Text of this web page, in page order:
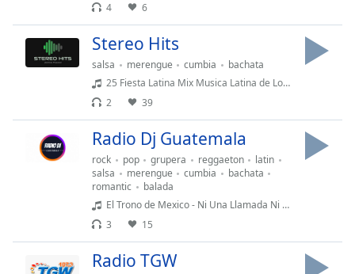
Opacity
Opacity
Color
4
6
Stereo Hits
salsa merengue cumbia
bachata
25 Fiesta Latina Mix Musica Latina de Los 80s y 90s Rock En Español Retro Latin Music Mix
2
39
Radio Dj Guatemala
rock pop grupera reggaeton
latin
salsa
merengue cumbia
bachata
romantic
balada
El Trono de Mexico - Ni Una Llamada Ni Un Detalle
3
15
Radio TGW